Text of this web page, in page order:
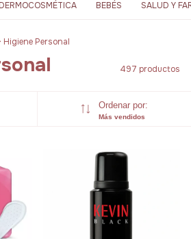
DERMOCOSMÉTICA BEBÉS SALUD Y
Higiene Personal
497 productos
Ordenar por:
Más vendidos